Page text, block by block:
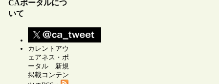
CAポータルにつ
いて
カレントアウ
ェアネス・ポ
ータル 新規
掲載コンテン